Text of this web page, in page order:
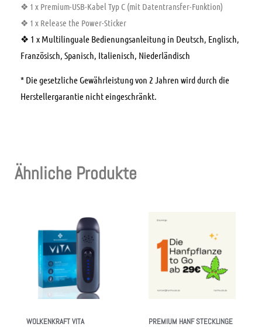
❖ 1 x Premium-USB-Kabel Typ C (mit Datentransfer-Funktion)
❖ 1 x Release the Power-Sticker
❖ 1 x Multilinguale Bedienungsanleitung in Deutsch, Englisch,
Französisch, Spanisch, Italienisch, Niederländisch
* Die gesetzliche Gewährleistung von 2 Jahren wird durch die
Herstellergarantie nicht eingeschränkt.
Ähnliche Produkte
WOLKENKRAFT VITA
PREMIUM HANF STECKLINGE